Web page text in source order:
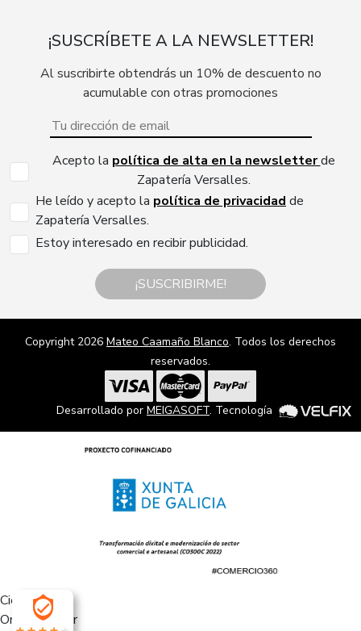
¡SUSCRÍBETE A LA NEWSLETTER!
Al suscribirte obtendrás un 10% de descuento no
acumulable con otras promociones
Acepto la política de alta en la newsletterde
Zapatería Versalles.
He leído y acepto la política de privacidad de
Zapatería Versalles.
Estoy interesado en recibir publicidad.
¡SUSCRIBIRME!
Copyright 2026 Mateo Caamaño Blanco. Todos los derechos
reservados.
Desarrollado por MEIGASOFT. Tecnología
Cierra
Ordenado por